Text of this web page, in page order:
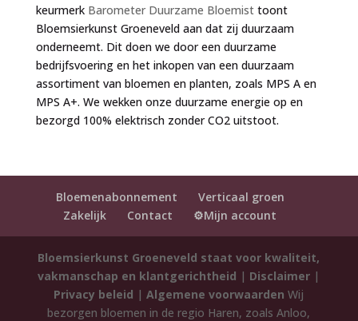
keurmerk Barometer Duurzame Bloemisttoont
Bloemsierkunst Groeneveld aan dat zij duurzaam
onderneemt. Dit doen we door een duurzame
bedrijfsvoering en het inkopen van een duurzaam
assortiment van bloemen en planten, zoals MPS A en
MPS A+. We wekken onze duurzame energie op en
bezorgd 100% elektrisch zonder CO2 uitstoot.
Bloemenabonnement
Verticaal groen
Zakelijk
Contact ⚙️Mijn account
Bloemsierkunst Groeneveld staat voor kwaliteit,
vakmanschap en klantgerichtheid | Disclaimer |
Privacy beleid |Algemene voorwaarden Wij
bezorgen bloemen in de regio Haren, zoals Anloo,